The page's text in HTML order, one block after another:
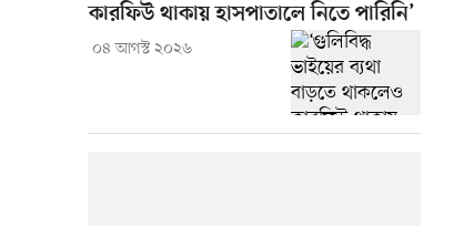
কারফিউ থাকায় হাসপাতালে নিতে পারিনি’
০৪ আগস্ট ২০২৬